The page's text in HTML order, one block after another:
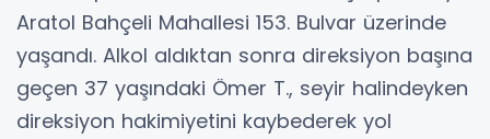
Aratol Bahçeli Mahallesi 153. Bulvar üzerinde
yaşandı. Alkol aldıktan sonra direksiyon başına
geçen 37 yaşındaki Ömer T., seyir halindeyken
direksiyon hakimiyetini kaybederek yol